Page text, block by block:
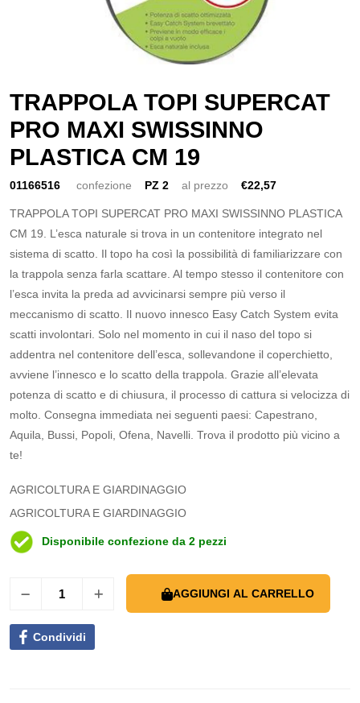
TRAPPOLA TOPI SUPERCAT
PRO MAXI SWISSINNO
PLASTICA CM 19
01166516 confezione PZ 2 al prezzo €22,57
TRAPPOLA TOPI SUPERCAT PRO MAXI SWISSINNO PLASTICA
CM 19. L’esca naturale si trova in un contenitore integrato nel
sistema di scatto. Il topo ha così la possibilità di familiarizzare con
la trappola senza farla scattare. Al tempo stesso il contenitore con
l’esca invita la preda ad avvicinarsi sempre più verso il
meccanismo di scatto. Il nuovo innesco Easy Catch System evita
scatti involontari. Solo nel momento in cui il naso del topo si
addentra nel contenitore dell’esca, sollevandone il coperchietto,
avviene l’innesco e lo scatto della trappola. Grazie all’elevata
potenza di scatto e di chiusura, il processo di cattura si velocizza di
molto. Consegna immediata nei seguenti paesi: Capestrano,
Aquila, Bussi, Popoli, Ofena, Navelli. Trova il prodotto più vicino a
te!
AGRICOLTURA E GIARDINAGGIO
AGRICOLTURA E GIARDINAGGIO
Disponibile confezione da 2 pezzi
AGGIUNGI AL CARRELLO
Condividi